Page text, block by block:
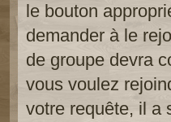
le bouton
demander à le
de groupe devra
vous voulez
votre requête, il a